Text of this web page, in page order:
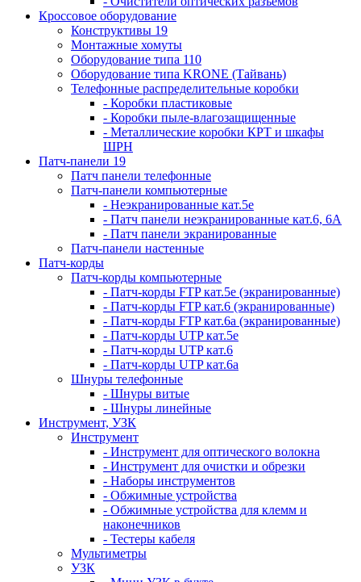
Кроссовое оборудование
Конструктивы 19
Монтажные хомуты
Оборудование типа 110
Оборудование типа KRONE (Тайвань)
Телефонные распределительные коробки
- Коробки пластиковые
- Коробки пыле-влагозащищенные
- Металлические коробки КРТ и шкафы
ШРН
Патч-панели 19
Патч панели телефонные
Патч-панели компьютерные
- Неэкранированные кат.5е
- Патч панели неэкранированные кат.6, 6А
- Патч панели экранированные
Патч-панели настенные
Патч-корды
Патч-корды компьютерные
- Патч-корды FTP кат.5е (экранированные)
- Патч-корды FTP кат.6 (экранированные)
- Патч-корды FTP кат.6а (экранированные)
- Патч-корды UTP кат.5е
- Патч-корды UTP кат.6
- Патч-корды UTP кат.6а
Шнуры телефонные
- Шнуры витые
- Шнуры линейные
Инструмент, УЗК
Инструмент
- Инструмент для оптического волокна
- Инструмент для очистки и обрезки
- Наборы инструментов
- Обжимные устройства
- Обжимные устройства для клемм и
наконечников
- Тестеры кабеля
Мультиметры
УЗК